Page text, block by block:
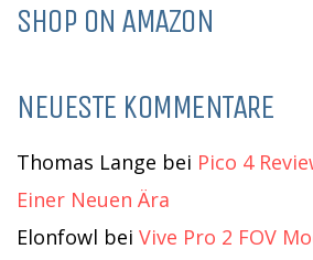
SHOP ON AMAZON
NEUESTE KOMMENTARE
Thomas Lange bei Pico 4
Einer Neuen Ära
Elonfowl bei Vive Pro 2 FOV